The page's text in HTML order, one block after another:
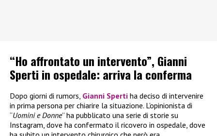
“Ho affrontato un intervento”, Gianni
Sperti in ospedale: arriva la conferma
Dopo giorni di rumors, Gianni Sperti ha deciso di intervenire
in prima persona per chiarire la situazione. L’opinionista di
“Uomini e Donne” ha pubblicato una serie di storie su
Instagram, dove ha confermato il ricovero in ospedale, dove